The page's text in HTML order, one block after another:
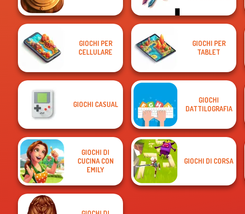
GIOCHI PER
CELLULARE
GIOCHI PER
TABLET
GIOCHI CASUAL
GIOCHI
DATTILOGRAFIA
GIOCHI DI
CUCINA CON
EMILY
GIOCHI DI CORSA